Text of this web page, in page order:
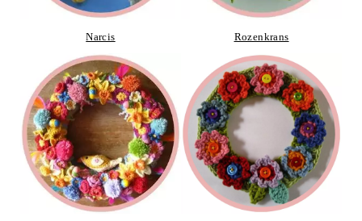
Narcis Rozenkrans